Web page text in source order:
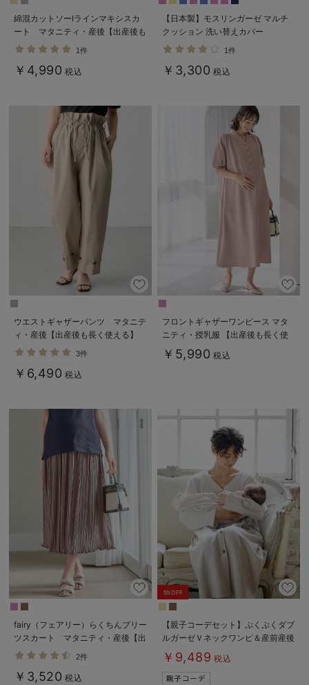
綿混カットソーIラインマキシスカ
ート マタニティ・産後【出産後も
長く着られる】
1件
￥4,990 税込
【日本製】モスリンガーゼ マルチ
クッション 洗い替えカバー
1件
￥3,300 税込
ウエストギャザーパンツ マタニテ
ィ・産後【出産後も長く使える】
3件
￥6,490 税込
フロントギャザーワンピース マタ
ニティ・授乳服 【出産後も長く使
える】
￥5,990 税込
fairy（フェアリー）らくちんプリー
ツスカート マタニティ・産後【出
産後も長く使える】
2件
￥3,520 税込
5%OFF
【親子コーデセット】ぷくぷくダブ
ルガーゼＶネックワンピ＆産前産後
使えるレギンスパジャマ&2wayオ
ール 出産準備 ギフト マタニテ
ィ・産後
￥9,489 税込